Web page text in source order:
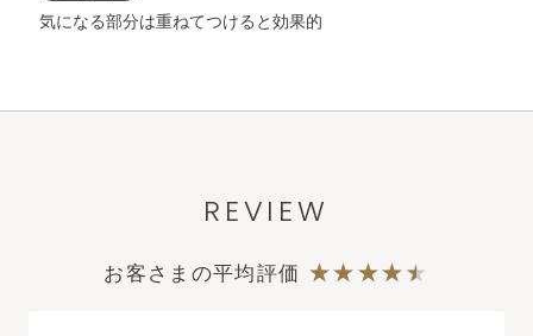
気になる部分は重ねてつけると効果的
REVIEW
お客さまの平均評価